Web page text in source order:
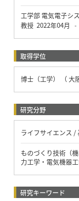
工学部 電気電子シ
教授 2022年04月 -
取得学位
博士（工学） （ 大
研究分野
ライフサイエンス
ものづくり技術（
力工学・電気機器
研究キーワード